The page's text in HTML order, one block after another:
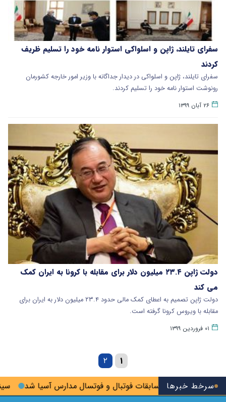
سرخط خبرها سینماها در دومین هفته‌ میزبان مسابقات فوتبال و فوتسال مدارس آسیا شد
سفرای تایلند، ژاپن و اسلواکی استوار نامه خود را تسلیم ظریف
کردند
سفرای تایلند، ژاپن و اسلواکی در دیدار جداگانه با وزیر امور خارجه کشورمان
رونوشت استوار نامه خود را تسلیم کردند.
۲۶ آبان ۱۳۹۹
دولت ژاپن ۲۳.۴ میلیون دلار برای مقابله با کرونا به ایران کمک
می‌ کند
دولت ژاپن تصمیم به اعطای کمک مالی حدود ۲۳.۴ میلیون دلار به ایران برای
مقابله با ویروس کرونا گرفته است.
۰۱ فروردین ۱۳۹۹
۱ ۲